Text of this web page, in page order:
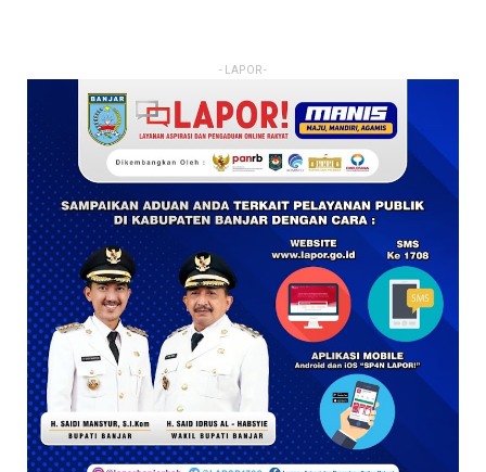
- LAPOR -